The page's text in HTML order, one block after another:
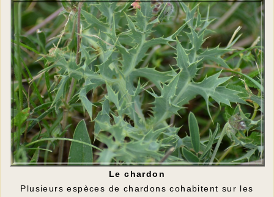
Le chardon
Plusieurs espèces de chardons cohabitent sur les